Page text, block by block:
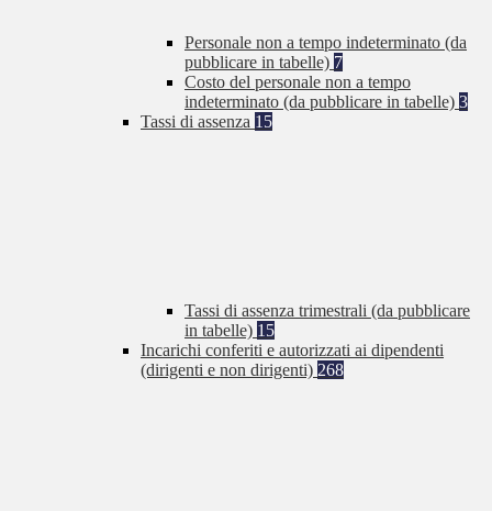
Personale non a tempo indeterminato (da
pubblicare in tabelle) 7
Costo del personale non a tempo
indeterminato (da pubblicare in tabelle) 3
Tassi di assenza 15
Tassi di assenza trimestrali (da pubblicare
in tabelle) 15
Incarichi conferiti e autorizzati ai dipendenti
(dirigenti e non dirigenti) 268